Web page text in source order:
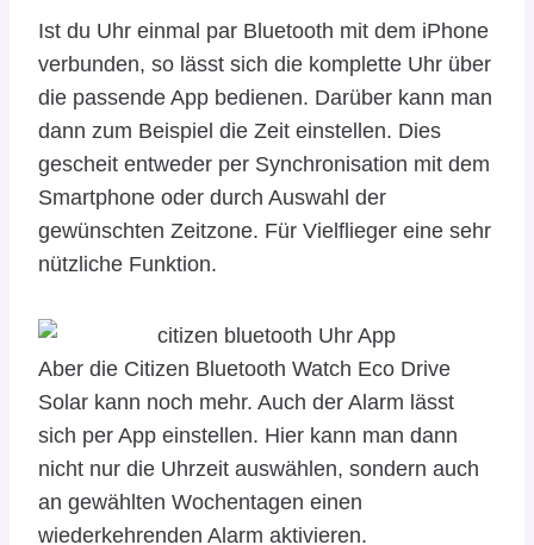
Ist du Uhr einmal par Bluetooth mit dem iPhone
verbunden, so lässt sich die komplette Uhr über
die passende App bedienen. Darüber kann man
dann zum Beispiel die Zeit einstellen. Dies
gescheit entweder per Synchronisation mit dem
Smartphone oder durch Auswahl der
gewünschten Zeitzone. Für Vielflieger eine sehr
nützliche Funktion.
Aber die Citizen Bluetooth Watch Eco Drive
Solar kann noch mehr. Auch der Alarm lässt
sich per App einstellen. Hier kann man dann
nicht nur die Uhrzeit auswählen, sondern auch
an gewählten Wochentagen einen
wiederkehrenden Alarm aktivieren.